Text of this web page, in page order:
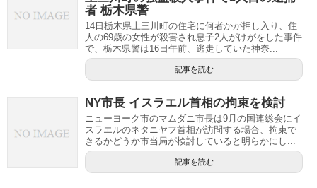
者 栃木県警
14日栃木県上三川町の住宅に何者かが押し入り、住
人の69歳の女性が殺害され息子2人がけがをした事件
で、栃木県警は16日午前、逃走していた神奈...
記事を読む
NY市長 イスラエル首相の拘束を検討
ニューヨーク市のマムダニ市長は9月の国連総会にイ
スラエルのネタニヤフ首相が訪問する場合、拘束で
きるかどうか市当局が検討していると明らかにし...
記事を読む